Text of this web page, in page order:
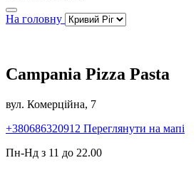
На головну
Campania Pizza Pasta
вул. Комерційна, 7
+380686320912 Переглянути на мапі
Пн-Нд з 11 до 22.00